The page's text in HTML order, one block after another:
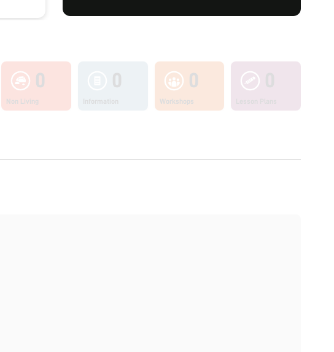
0
Non Living
0
Workshops